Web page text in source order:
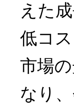
えた
低コ
市場
なり